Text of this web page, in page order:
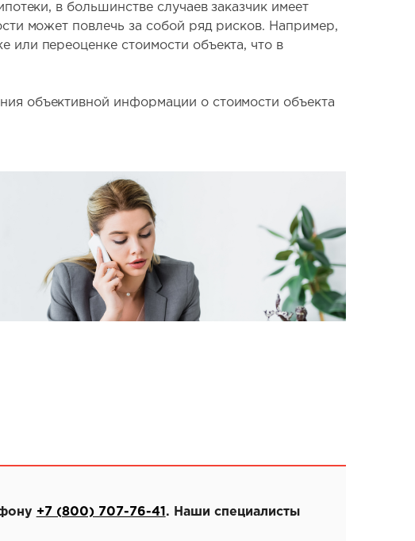
в большинстве случаев заказчик имеет
может повлечь за собой ряд рисков. Например,
или переоценке стоимости объекта, что в
объективной информации о стоимости объекта
+7 (800) 707-76-41 . Наши специалисты